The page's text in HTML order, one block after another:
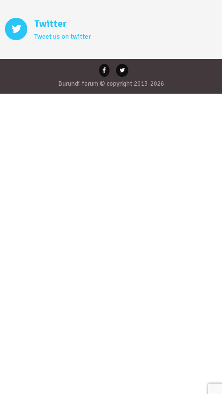
Twitter
Tweet us on twitter
Burundi-forum © copyright 2013-2026